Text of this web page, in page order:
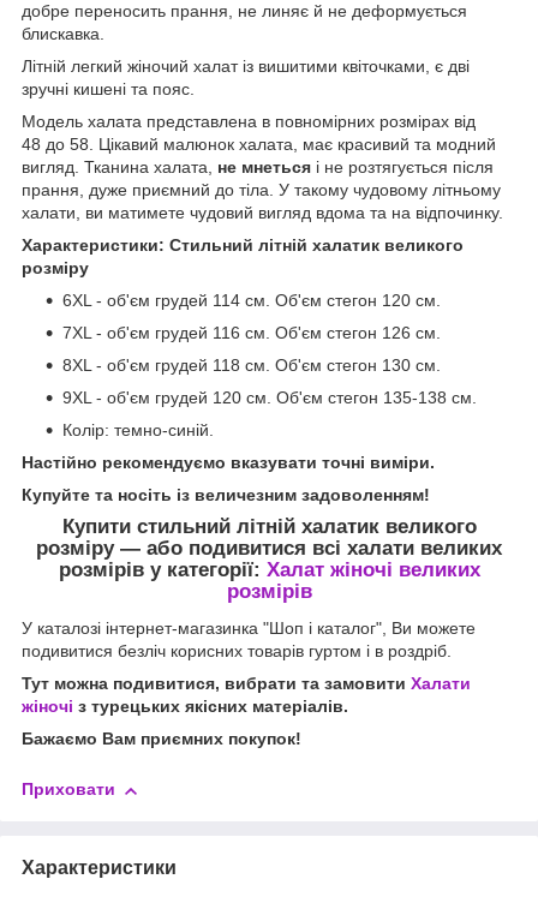
добре переносить прання, не линяє й не деформується
блискавка.
Літній легкий жіночий халат із вишитими квіточками, є дві
зручні кишені та пояс.
Модель халата представлена в повномірних розмірах від
48 до 58. Цікавий малюнок халата, має красивий та модний
вигляд. Тканина халата, не мнеться і не розтягується після
прання, дуже приємний до тіла. У такому чудовому літньому
халати, ви матимете чудовий вигляд вдома та на відпочинку.
Характеристики: Стильний літній халатик великого
розміру
6XL - об'єм грудей 114 см. Об'єм стегон 120 см.
7XL - об'єм грудей 116 см. Об'єм стегон 126 см.
8XL - об'єм грудей 118 см. Об'єм стегон 130 см.
9XL - об'єм грудей 120 см. Об'єм стегон 135-138 см.
Колір: темно-синій.
Настійно рекомендуємо вказувати точні виміри.
Купуйте та носіть із величезним задоволенням!
Купити стильний літній халатик великого
розміру — або подивитися всі халати великих
розмірів у категорії: Халат жіночі великих
розмірів
У каталозі інтернет-магазинка "Шоп і каталог", Ви можете
подивитися безліч корисних товарів гуртом і в роздріб.
Тут можна подивитися, вибрати та замовити Халати
жіночі з турецьких якісних матеріалів.
Бажаємо Вам приємних покупок!
Приховати
Характеристики